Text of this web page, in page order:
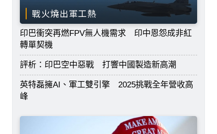
戰火燒出軍工熱
印巴衝突再燃FPV無人機需求 印中恩怨成非紅
轉單契機
評析：印巴空中惡戰 打響中國製造新高潮
英特磊擁AI、軍工雙引擎 2025挑戰全年營收高
峰